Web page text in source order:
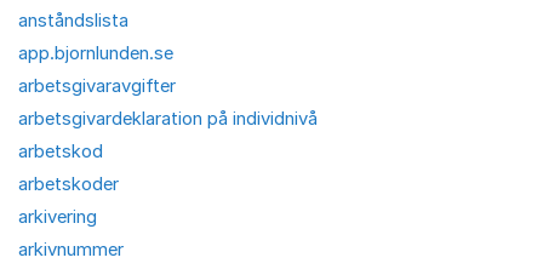
anståndslista
app.bjornlunden.se
arbetsgivaravgifter
arbetsgivardeklaration på individnivå
arbetskod
arbetskoder
arkivering
arkivnummer